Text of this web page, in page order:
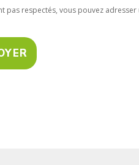
pas respectés, vous pouvez